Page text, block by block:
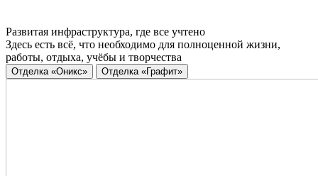
Развитая инфраструктура, где все учтено
Здесь есть всё, что необходимо для полноценной жизни,
работы, отдыха, учёбы и творчества
Отделка «Оникс» Отделка «Графит»